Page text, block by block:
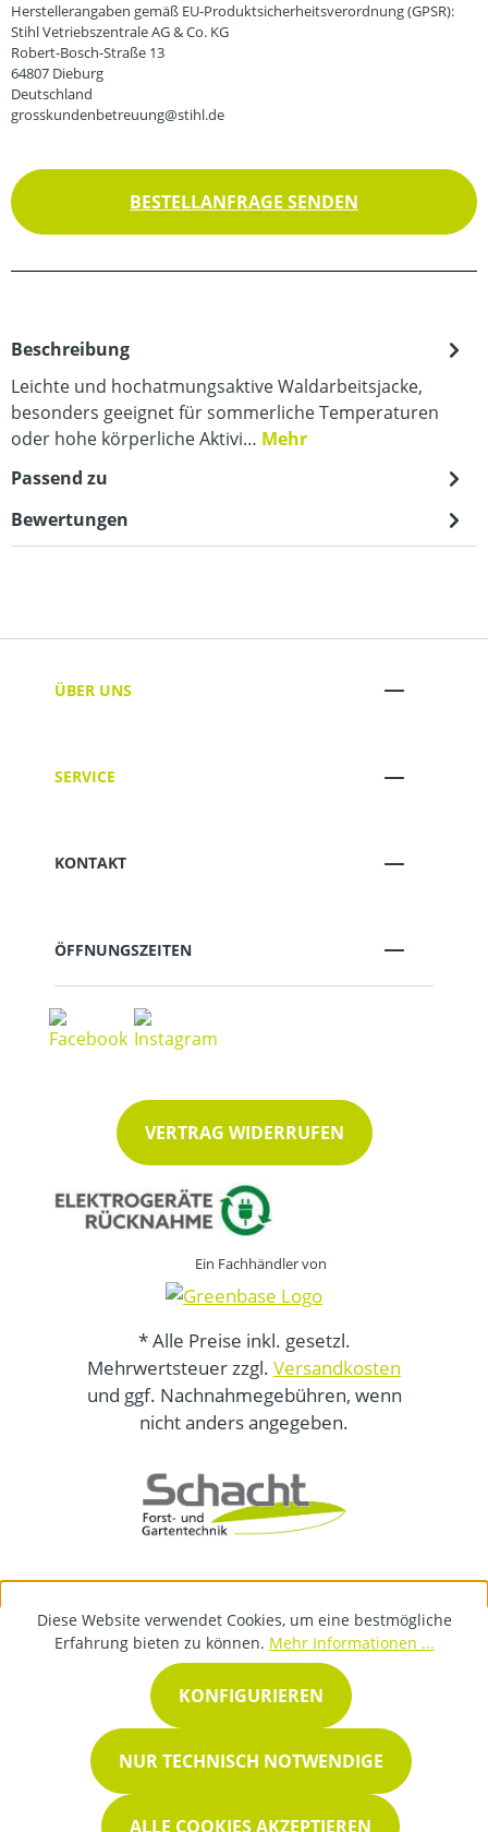
Herstellerangaben gemäß EU-Produktsicherheitsverordnung (GPSR):
Stihl Vetriebszentrale AG & Co. KG
Robert-Bosch-Straße 13
64807 Dieburg
Deutschland
grosskundenbetreuung@stihl.de
BESTELLANFRAGE SENDEN
Beschreibung
Leichte und hochatmungsaktive Waldarbeitsjacke,
besonders geeignet für sommerliche Temperaturen
oder hohe körperliche Aktivi… Mehr
Passend zu
Bewertungen
ÜBER UNS
SERVICE
KONTAKT
ÖFFNUNGSZEITEN
VERTRAG WIDERRUFEN
Ein Fachhändler von
* Alle Preise inkl. gesetzl.
Mehrwertsteuer zzgl. Versandkosten
und ggf. Nachnahmegebühren, wenn
nicht anders angegeben.
Diese Website verwendet Cookies, um eine bestmögliche
Erfahrung bieten zu können. Mehr Informationen ...
NUR TECHNISCH NOTWENDIGE
KONFIGURIEREN
ALLE COOKIES AKZEPTIEREN